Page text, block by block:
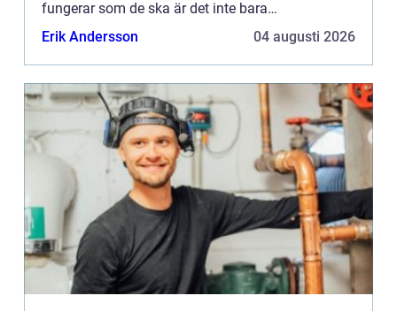
fungerar som de ska är det inte bara
matlagningen och klä...
Erik Andersson 04 augusti 2026